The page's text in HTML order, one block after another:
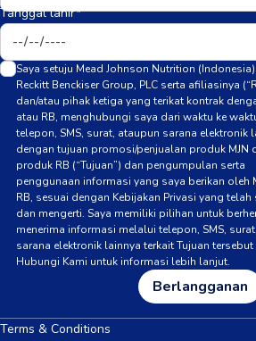
Tanggal lahir*
Saya setuju Mead Johnson Nutrition (Indonesia)
Reckitt Benckiser Group, PLC serta afiliasinya
dan/atau pihak ketiga yang terikat kontrak
atau RB, menghubungi saya dari waktu ke
telepon, SMS, surat, ataupun sarana elektronik
dengan tujuan promosi/penjualan produk MJN
produk RB (“Tujuan”) dan pengumpulan serta
penggunaan informasi yang saya berikan oleh
RB, sesuai dengan Kebijakan Privasi yang telah
dan mengerti. Saya memiliki pilihan untuk
menerima informasi melalui telepon, SMS,
sarana elektronik lainnya terkait Tujuan
Hubungi Kami untuk informasi lebih lanjut.
Berlangganan
Terms & Conditions